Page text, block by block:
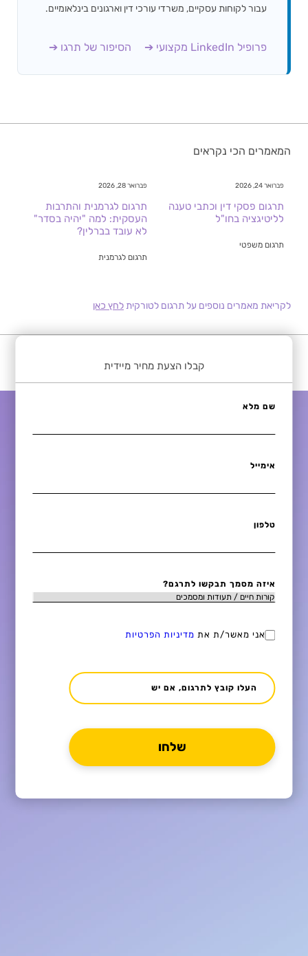
עבור לקוחות עסקיים, משרדי עורכי דין וארגונים בינלאומיים.
פרופיל LinkedIn מקצועי ➔ הסיפור של תרגו ➔
המאמרים הכי נקראים
פברואר 24, 2026
תרגום פסקי דין וכתבי טענה
לליטיגציה בחו"ל
תרגום משפטי
פברואר 28, 2026
תרגום לגרמנית והתרבות
העסקית: למה "יהיה בסדר"
לא עובד בברלין?
תרגום לגרמנית
לקריאת מאמרים נוספים על תרגום לטורקיתלחץ כאן
קבלו הצעת מחיר מיידית
שם מלא
אימייל
טלפון
איזה מסמך תבקשו לתרגם?
אני מאשר/ת את מדיניות הפרטיות
העלו קובץ לתרגום, אם יש